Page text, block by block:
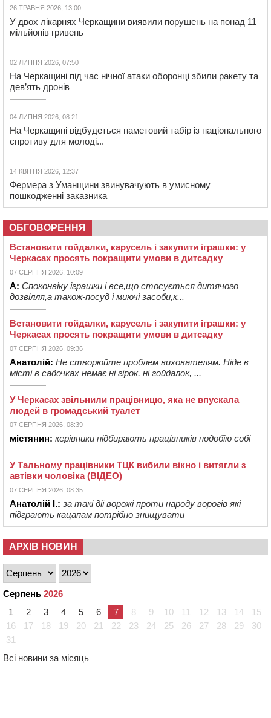
26 ТРАВНЯ 2026, 13:00
У двох лікарнях Черкащини виявили порушень на понад 11
мільйонів гривень
02 ЛИПНЯ 2026, 07:50
На Черкащині під час нічної атаки оборонці збили ракету та
дев’ять дронів
04 ЛИПНЯ 2026, 08:21
На Черкащині відбудеться наметовий табір із національного
спротиву для молоді...
14 КВІТНЯ 2026, 12:37
Фермера з Уманщини звинувачують в умисному
пошкодженні заказника
ОБГОВОРЕННЯ
Встановити гойдалки, карусель і закупити іграшки: у
Черкасах просять покращити умови в дитсадку
07 СЕРПНЯ 2026, 10:09
А: Споконвіку іграшки і все,що стосується дитячого
дозвілля,а також-посуд і миючі засоби,к...
Встановити гойдалки, карусель і закупити іграшки: у
Черкасах просять покращити умови в дитсадку
07 СЕРПНЯ 2026, 09:36
Анатолій: Не створюйте проблем вихователям. Ніде в
місті в садочках немає ні гірок, ні гойдалок, ...
У Черкасах звільнили працівницю, яка не впускала
людей в громадський туалет
07 СЕРПНЯ 2026, 08:39
містянин: керівники підбирають працівників подобію собі
У Тальному працівники ТЦК вибили вікно і витягли з
автівки чоловіка (ВІДЕО)
07 СЕРПНЯ 2026, 08:35
Анатолій І.: за такі дії ворожі проти народу ворогів які
підграють кацапам потрібно знищувати
АРХІВ НОВИН
Серпень 2026
1
2 3 4 5 6 7 8 9 10 11 12 13 14
15
16
17 18 19 20 21 22 23 24 25 26 27 28 29
30
31
Всі новини за місяць